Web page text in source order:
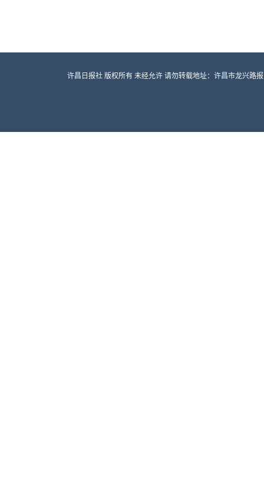
许昌日报社 版权所有 未经允许 请勿转载地址：许昌市龙兴路